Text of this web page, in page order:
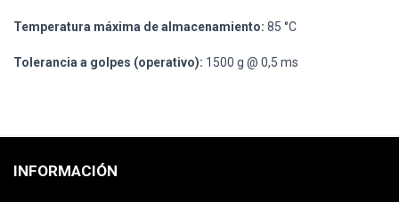
Temperatura máxima de almacenamiento: 85 °C
Tolerancia a golpes (operativo): 1500 g @ 0,5 ms
INFORMACIÓN